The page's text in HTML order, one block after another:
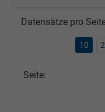
Datensätze pro
10
Seite: